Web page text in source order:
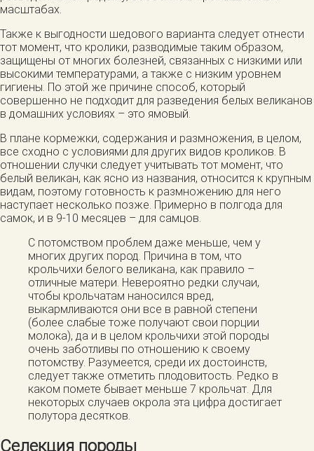
масштабах.
Также к выгодности шедового варианта следует отнести
тот момент, что кролики, разводимые таким образом,
защищены от многих болезней, связанных с низкими или
высокими температурами, а также с низким уровнем
гигиены. По этой же причине способ, который
совершенно не подходит для разведения белых великанов
в домашних условиях – это ямовый.
В плане кормежки, содержания и размножения, в целом,
все сходно с условиями для других видов кроликов. В
отношении случки следует учитывать тот момент, что
белый великан, как ясно из названия, относится к крупным
видам, поэтому готовность к размножению для него
наступает несколько позже. Примерно в полгода для
самок, и в 9-10 месяцев – для самцов.
С потомством проблем даже меньше, чем у
многих других пород. Причина в том, что
крольчихи белого великана, как правило –
отличные матери. Невероятно редки случаи,
чтобы крольчатам наносился вред,
выкармливаются они все в равной степени
(более слабые тоже получают свои порции
молока), да и в целом крольчихи этой породы
очень заботливы по отношению к своему
потомству. Разумеется, среди их достоинств,
следует также отметить плодовитость. Редко в
каком помете бывает меньше 7 крольчат. Для
некоторых случаев окрола эта цифра достигает
полутора десятков.
Селекция породы